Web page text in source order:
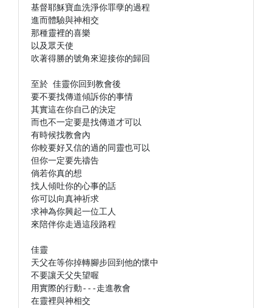
基督耶穌寶血洗淨你罪孽的過程
進而體驗與神相交
那種靈裡的喜樂
以及眾天使
吹著得勝的號角來迎接你的歸回
至於 佳靈你回到教會後
要不要找傳道傾訴你的事情
其實這在你自己的決定
而也不一定要是找傳道才可以
有時候找教會內
你較要好又信的過的同靈也可以
但你一定要先禱告
倘若你真的想
找人傾吐你的心事的話
你可以向真神祈求
求神為你興起一位工人
來陪伴你走過這段路程
佳靈
天父在等你掉轉腳步回到他的懷中
不要讓天父失望喔
用實際的行動---走進教會
在靈裡與神相交